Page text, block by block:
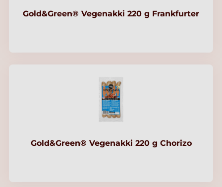
Gold&Green® Vegenakki 220 g Frankfurter
Gold&Green® Vegenakki 220 g Chorizo